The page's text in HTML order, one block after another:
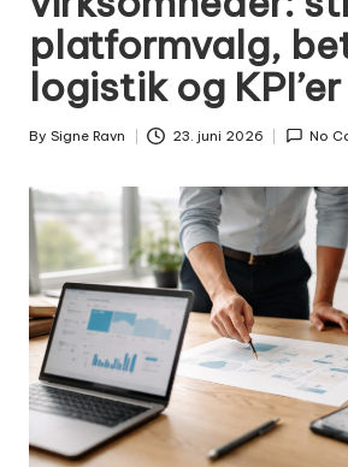
platformvalg,
logistik og KPI’er
Posted
By Signe Ravn 23. juni 2026 No